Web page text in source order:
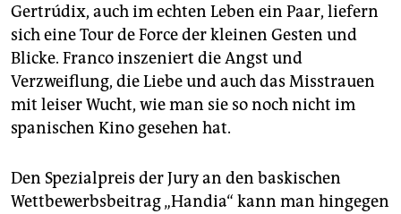
Gertrúdix, auch im echten Leben ein Paar, liefern
sich eine Tour de Force der kleinen Gesten und
Blicke. Franco inszeniert die Angst und
Verzweiflung, die Liebe und auch das Misstrauen
mit leiser Wucht, wie man sie so noch nicht im
spanischen Kino gesehen hat.
Den Spezialpreis der Jury an den baskischen
Wettbewerbsbeitrag „Handia“ kann man hingegen